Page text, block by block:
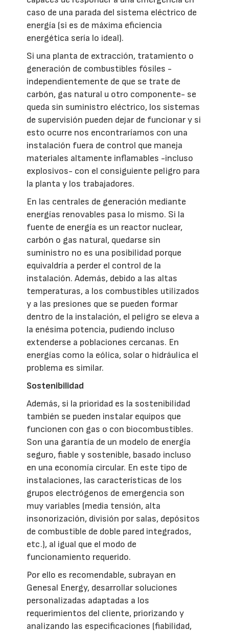
caso de una parada del sistema eléctrico de
energía (si es de máxima eficiencia
energética sería lo ideal).
Si una planta de extracción, tratamiento o
generación de combustibles fósiles -
independientemente de que se trate de
carbón, gas natural u otro componente- se
queda sin suministro eléctrico, los sistemas
de supervisión pueden dejar de funcionar y si
esto ocurre nos encontraríamos con una
instalación fuera de control que maneja
materiales altamente inflamables -incluso
explosivos- con el consiguiente peligro para
la planta y los trabajadores.
En las centrales de generación mediante
energías renovables pasa lo mismo. Si la
fuente de energía es un reactor nuclear,
carbón o gas natural, quedarse sin
suministro no es una posibilidad porque
equivaldría a perder el control de la
instalación. Además, debido a las altas
temperaturas, a los combustibles utilizados
y a las presiones que se pueden formar
dentro de la instalación, el peligro se eleva a
la enésima potencia, pudiendo incluso
extenderse a poblaciones cercanas. En
energías como la eólica, solar o hidráulica el
problema es similar.
Sostenibilidad
Además, si la prioridad es la sostenibilidad
también se pueden instalar equipos que
funcionen con gas o con biocombustibles.
Son una garantía de un modelo de energía
seguro, fiable y sostenible, basado incluso
en una economía circular. En este tipo de
instalaciones, las características de los
grupos electrógenos de emergencia son
muy variables (media tensión, alta
insonorización, división por salas, depósitos
de combustible de doble pared integrados,
etc.), al igual que el modo de
funcionamiento requerido.
Por ello es recomendable, subrayan en
Genesal Energy, desarrollar soluciones
personalizadas adaptadas a los
requerimientos del cliente, priorizando y
analizando las especificaciones (fiabilidad,